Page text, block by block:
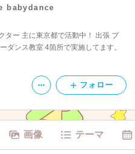
babydance
ター 主に東京都で活動中！ 出張 プ
ダンス教室 4箇所で実施してます。
フォロー
画像 テーマ